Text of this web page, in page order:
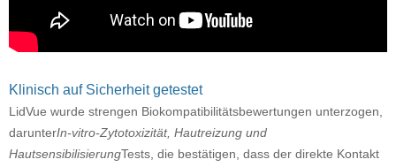
Klinisch auf Sicherheit getestet
LidVue wurde strengen Biokompatibilitätsbewertungen unterzogen,
darunterIn-vitro-Zytotoxizität, Hautreizung und
HautsensibilisierungTests, die bestätigen, dass der direkte Kontakt